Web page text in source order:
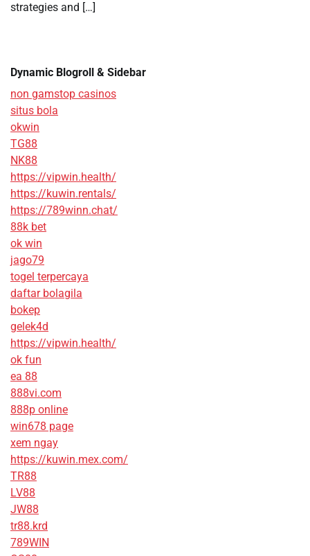
strategies and […]
Dynamic Blogroll & Sidebar
non gamstop casinos
situs bola
okwin
TG88
NK88
https://vipwin.health/
https://kuwin.rentals/
https://789winn.chat/
88k bet
ok win
jago79
togel terpercaya
daftar bolagila
bokep
gelek4d
https://vipwin.health/
ok fun
ea 88
888vi.com
888p online
win678 page
xem ngay
https://kuwin.mex.com/
TR88
LV88
JW88
tr88.krd
789WIN